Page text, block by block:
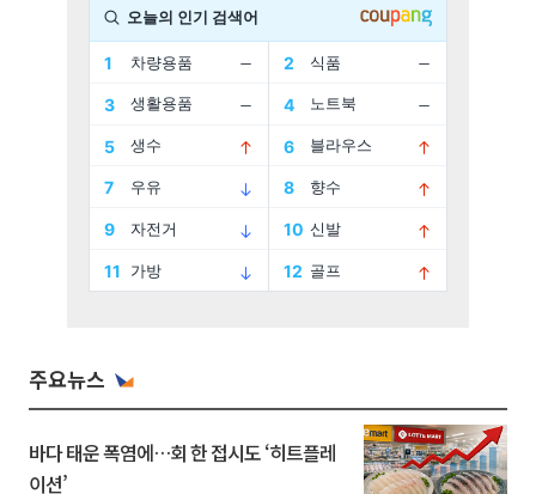
주요뉴스
바다 태운 폭염에…회 한 접시도 ‘히트플레
이션’